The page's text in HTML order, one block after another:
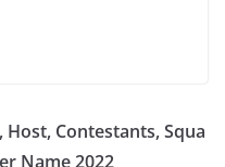
Host, Contestants, Squa
Name 2022